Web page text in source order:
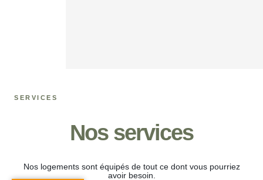
SERVICES
Nos services
Nos logements sont équipés de tout ce dont vous pourriez
avoir besoin.